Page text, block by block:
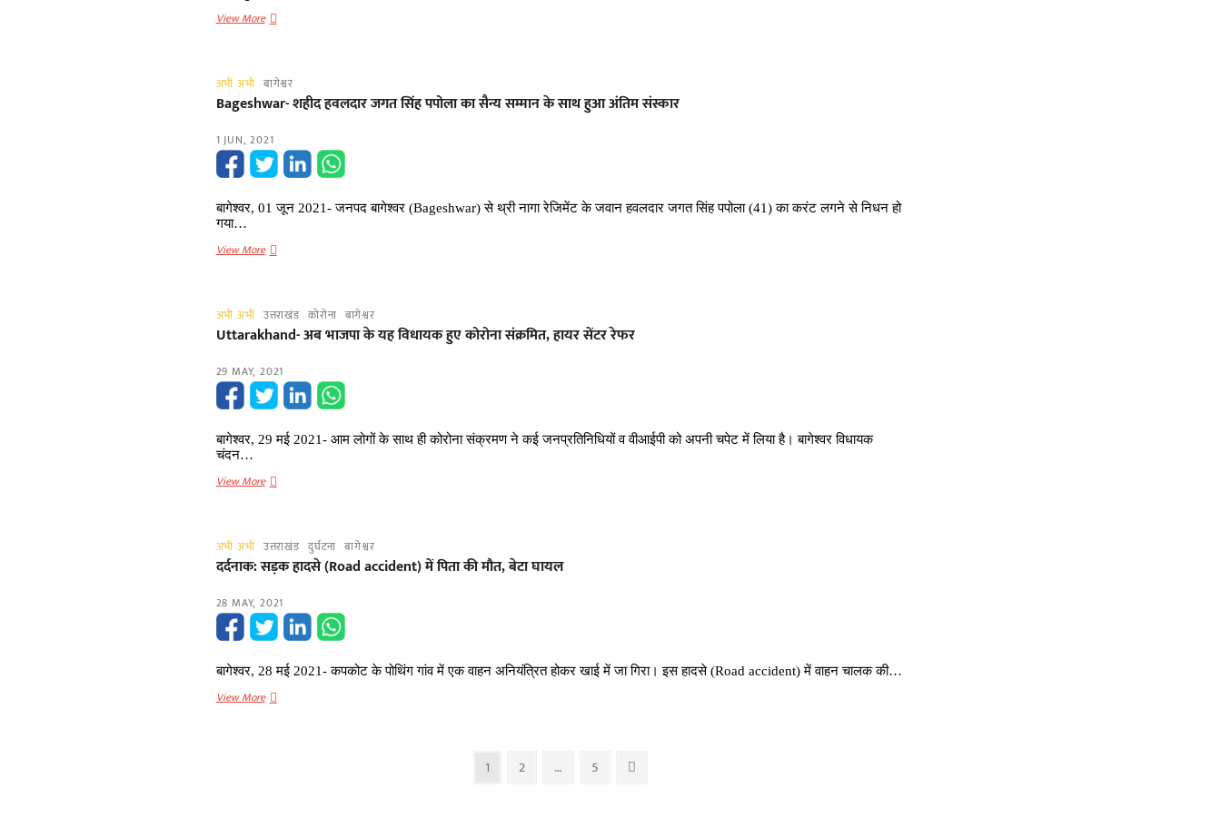
View MoreBageshwar:
6
और
बेड
होंगे
तैयार,
डीएम
ने
किए
अभी अभी बागेश्वर
Bageshwar- शहीद हवलदार जगत सिंह पपोला का सैन्य सम्मान के साथ हुआ अंतिम संस्कार
1 JUN, 2021
बागेश्वर, 01 जून 2021- जनपद बागेश्वर (Bageshwar) से थ्री नागा रेजिमेंट के जवान हवलदार जगत सिंह पपोला (41) का करंट लगने से निधन हो
गया…
View MoreBageshwar-
सिंह
पपोला
सैन्य
सम्मान
के
साथ
हुआ
संस्कार
अभी अभी उत्तराखंड कोरोना बागेश्वर
Uttarakhand- अब भाजपा के यह विधायक हुए कोरोना संक्रमित, हायर सेंटर रेफर
29 MAY, 2021
बागेश्वर, 29 मई 2021- आम लोगों के साथ ही कोरोना संक्रमण ने कई जनप्रतिनिधियों व वीआईपी को अपनी चपेट में लिया है। बागेश्वर विधायक
चंदन…
View MoreUttarakhand-
यह
विधायक
कोरोना
संक्रमित,
हायर
सेंटर
रेफर
अभी अभी उत्तराखंड दुर्घटना बागेश्वर
दर्दनाक: सड़क हादसे (Road accident) में पिता की मौत, बेटा घायल
28 MAY, 2021
बागेश्वर, 28 मई 2021- कपकोट के पोथिंग गांव में एक वाहन अनियंत्रित होकर खाई में जा गिरा। इस हादसे (Road accident) में वाहन चालक की…
View Moreदर्दनाक:
Page
1 Page
2 … Page
5
Next